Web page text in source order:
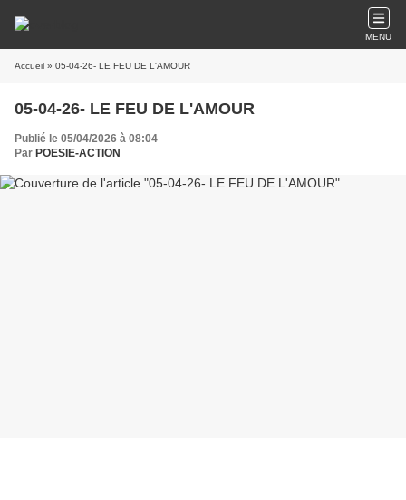
MENU
Accueil » 05-04-26- LE FEU DE L'AMOUR
05-04-26- LE FEU DE L'AMOUR
Publié le 05/04/2026 à 08:04
Par POESIE-ACTION